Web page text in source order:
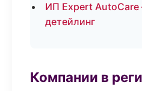
ИП Expert
детейлинг
Компании в